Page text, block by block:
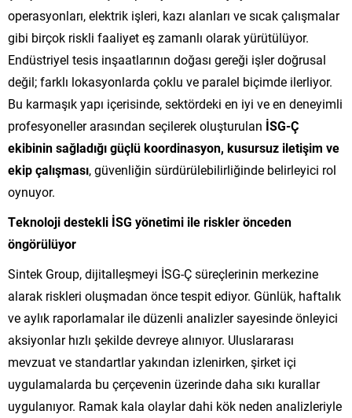
operasyonları, elektrik işleri, kazı alanları ve sıcak çalışmalar
gibi birçok riskli faaliyet eş zamanlı olarak yürütülüyor.
Endüstriyel tesis inşaatlarının doğası gereği işler doğrusal
değil; farklı lokasyonlarda çoklu ve paralel biçimde ilerliyor.
Bu karmaşık yapı içerisinde, sektördeki en iyi ve en deneyimli
profesyoneller arasından seçilerek oluşturulan İSG-Ç
ekibinin sağladığı güçlü koordinasyon, kusursuz iletişim ve
ekip çalışması, güvenliğin sürdürülebilirliğinde belirleyici rol
oynuyor.
Teknoloji destekli İSG yönetimi ile riskler önceden
öngörülüyor
Sintek Group, dijitalleşmeyi İSG-Ç süreçlerinin merkezine
alarak riskleri oluşmadan önce tespit ediyor. Günlük, haftalık
ve aylık raporlamalar ile düzenli analizler sayesinde önleyici
aksiyonlar hızlı şekilde devreye alınıyor. Uluslararası
mevzuat ve standartlar yakından izlenirken, şirket içi
uygulamalarda bu çerçevenin üzerinde daha sıkı kurallar
uygulanıyor. Ramak kala olaylar dahi kök neden analizleriyle